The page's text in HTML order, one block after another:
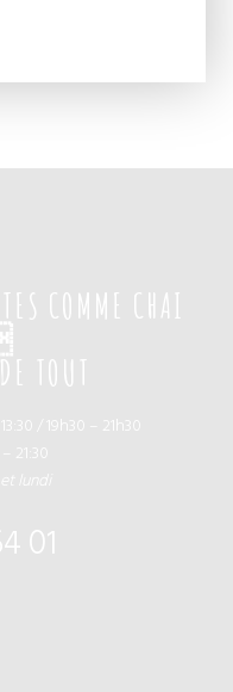
COMME CHAI
TOUT
/ 19h30 – 21h30
21:30
lundi
01